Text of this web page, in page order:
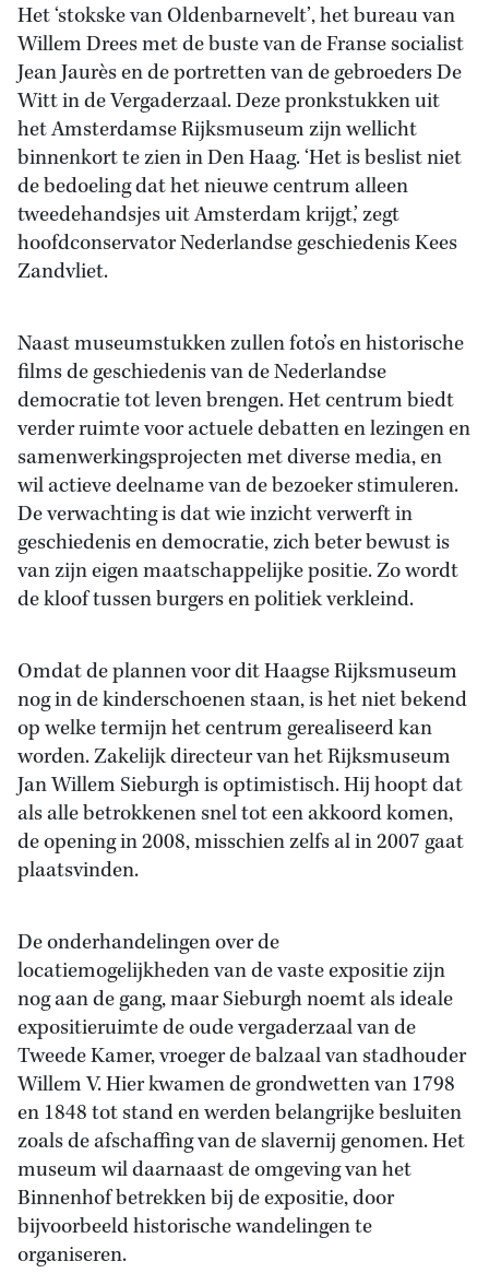
Het ‘stokske van Oldenbarnevelt’, het bureau van
Willem Drees met de buste van de Franse socialist
Jean Jaurès en de portretten van de gebroeders De
Witt in de Vergaderzaal. Deze pronkstukken uit
het Amsterdamse Rijksmuseum zijn wellicht
binnenkort te zien in Den Haag. ‘Het is beslist niet
de bedoeling dat het nieuwe centrum alleen
tweedehandsjes uit Amsterdam krijgt,’ zegt
hoofdconservator Nederlandse geschiedenis Kees
Zandvliet.
Naast museumstukken zullen foto’s en historische
films de geschiedenis van de Nederlandse
democratie tot leven brengen. Het centrum biedt
verder ruimte voor actuele debatten en lezingen en
samenwerkingsprojecten met diverse media, en
wil actieve deelname van de bezoeker stimuleren.
De verwachting is dat wie inzicht verwerft in
geschiedenis en democratie, zich beter bewust is
van zijn eigen maatschappelijke positie. Zo wordt
de kloof tussen burgers en politiek verkleind.
Omdat de plannen voor dit Haagse Rijksmuseum
nog in de kinderschoenen staan, is het niet bekend
op welke termijn het centrum gerealiseerd kan
worden. Zakelijk directeur van het Rijksmuseum
Jan Willem Sieburgh is optimistisch. Hij hoopt dat
als alle betrokkenen snel tot een akkoord komen,
de opening in 2008, misschien zelfs al in 2007 gaat
plaatsvinden.
De onderhandelingen over de
locatiemogelijkheden van de vaste expositie zijn
nog aan de gang, maar Sieburgh noemt als ideale
expositieruimte de oude vergaderzaal van de
Tweede Kamer, vroeger de balzaal van stadhouder
Willem V. Hier kwamen de grondwetten van 1798
en 1848 tot stand en werden belangrijke besluiten
zoals de afschaffing van de slavernij genomen. Het
museum wil daarnaast de omgeving van het
Binnenhof betrekken bij de expositie, door
bijvoorbeeld historische wandelingen te
organiseren.